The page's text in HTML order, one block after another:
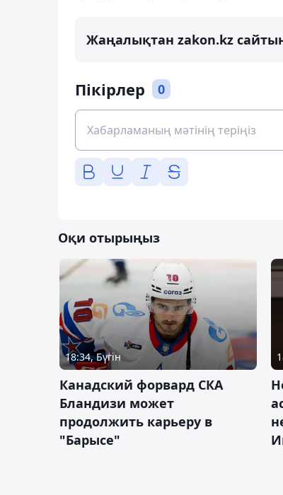
Жаңалықтан zakon.kz
Пікірлер 0
Оқи отырыңыз
18:34, Бүгін
Канадский форвард СКА
Бландизи может
продолжить карьеру в
"Барысе"